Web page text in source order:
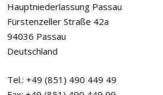
Hauptniederlassung Passau
Fürstenzeller Straße 42a
94036 Passau
Deutschland
Tel.: +49 (851) 490 449 49